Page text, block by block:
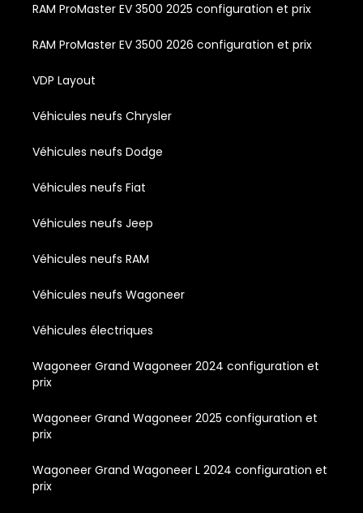
RAM ProMaster EV 3500 2025 configuration et prix
RAM ProMaster EV 3500 2026 configuration et prix
VDP Layout
Véhicules neufs Chrysler
Véhicules neufs Dodge
Véhicules neufs Fiat
Véhicules neufs Jeep
Véhicules neufs RAM
Véhicules neufs Wagoneer
Véhicules électriques
Wagoneer Grand Wagoneer 2024 configuration et
prix
Wagoneer Grand Wagoneer 2025 configuration et
prix
Wagoneer Grand Wagoneer L 2024 configuration et
prix